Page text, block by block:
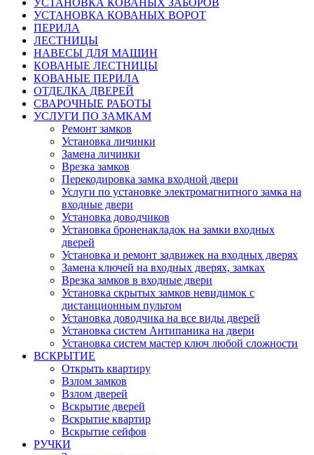
УСТАНОВКА КОВАНЫХ ЗАБОРОВ
УСТАНОВКА КОВАНЫХ ВОРОТ
ПЕРИЛА
ЛЕСТНИЦЫ
НАВЕСЫ ДЛЯ МАШИН
КОВАНЫЕ ЛЕСТНИЦЫ
КОВАНЫЕ ПЕРИЛА
ОТДЕЛКА ДВЕРЕЙ
СВАРОЧНЫЕ РАБОТЫ
УСЛУГИ ПО ЗАМКАМ
Ремонт замков
Установка личинки
Замена личинки
Врезка замков
Перекодировка замка входной двери
Услуги по установке электромагнитного замка на
входные двери
Установка доводчиков
Установка броненакладок на замки входных
дверей
Установка и ремонт задвижек на входных дверях
Замена ключей на входных дверях, замках
Врезка замков в входные двери
Установка скрытых замков невидимок с
дистанционным пультом
Установка доводчика на все виды дверей
Установка систем Антипаника на двери
Установка систем мастер ключ любой сложности
ВСКРЫТИЕ
Открыть квартиру
Взлом замков
Взлом дверей
Вскрытие дверей
Вскрытие квартир
Вскрытие сейфов
РУЧКИ